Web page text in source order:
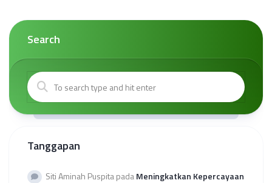
Search
Tanggapan
Siti Aminah PuspitapadaMeningkatkan Kepercayaan